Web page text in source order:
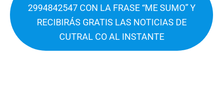
2994842547 CON LA FRASE “ME SUMO” Y
RECIBIRÁS GRATIS LAS NOTICIAS DE
CUTRAL CO AL INSTANTE